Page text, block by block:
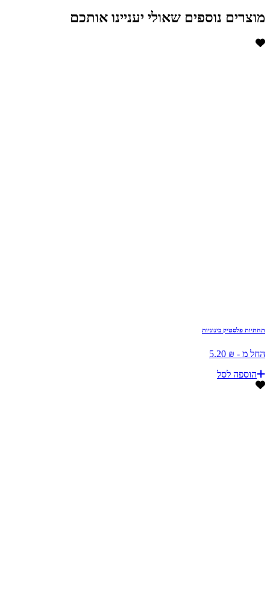
מוצרים נוספים שאולי יעניינו אותכם
תחתיות פלסטיק בינוניות
החל מ - ₪ 5.20
הוספה לסל